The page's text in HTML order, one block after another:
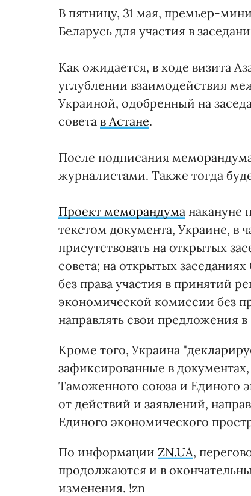
В пятницу, 31 мая, премьер-
Беларусь для участия в
Как ожидается, в ходе визита
углублении взаимодействия
Украиной, одобренный на
совета в Астане.
После подписания
журналистами. Также тогда
Проект меморандума накануне
текстом документа, Украине, в
присутствовать на открытых
совета; на открытых
без права участия в принятий
экономической комиссии без
направлять свои предложения
Кроме того, Украина
зафиксированные в
Таможенного союза и Единого
от действий и заявлений,
Единого экономического
По информации ZN.UA,
продолжаются и в
изменения. !zn